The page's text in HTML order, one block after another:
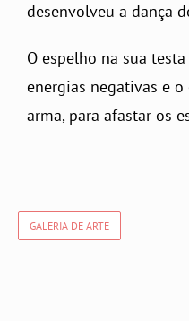
desenvolveu a dança
O espelho na sua
energias negativas e
arma, para afastar os
GALERIA DE ARTE